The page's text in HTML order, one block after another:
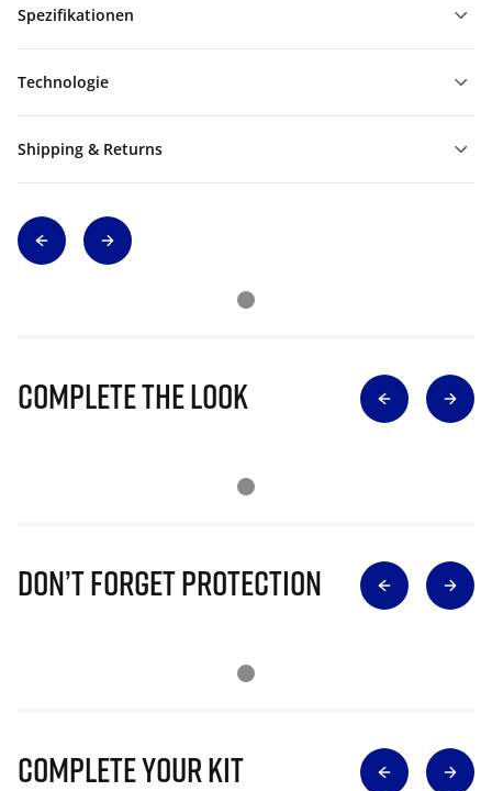
Spezifikationen
Technologie
Shipping & Returns
Complete The Look
Don’t Forget Protection
Complete Your Kit